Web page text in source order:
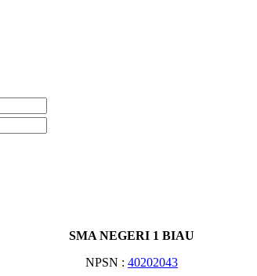
SMA NEGERI 1 BIAU
NPSN : 40202043